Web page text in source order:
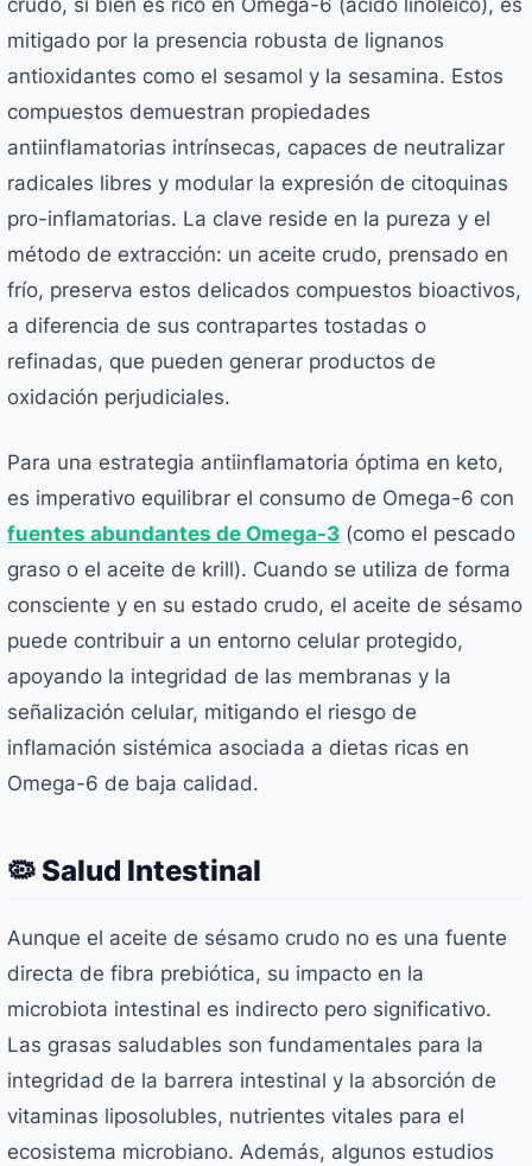
mitigado por la presencia robusta de lignanos
antioxidantes como el sesamol y la sesamina. Estos
compuestos demuestran propiedades
antiinflamatorias intrínsecas, capaces de neutralizar
radicales libres y modular la expresión de citoquinas
pro-inflamatorias. La clave reside en la pureza y el
método de extracción: un aceite crudo, prensado en
frío, preserva estos delicados compuestos bioactivos,
a diferencia de sus contrapartes tostadas o
refinadas, que pueden generar productos de
oxidación perjudiciales.
Para una estrategia antiinflamatoria óptima en keto,
es imperativo equilibrar el consumo de Omega-6 con
fuentes abundantes de Omega-3 (como el pescado
graso o el aceite de krill). Cuando se utiliza de forma
consciente y en su estado crudo, el aceite de sésamo
puede contribuir a un entorno celular protegido,
apoyando la integridad de las membranas y la
señalización celular, mitigando el riesgo de
inflamación sistémica asociada a dietas ricas en
Omega-6 de baja calidad.
🦠 Salud Intestinal
Aunque el aceite de sésamo crudo no es una fuente
directa de fibra prebiótica, su impacto en la
microbiota intestinal es indirecto pero significativo.
Las grasas saludables son fundamentales para la
integridad de la barrera intestinal y la absorción de
vitaminas liposolubles, nutrientes vitales para el
ecosistema microbiano. Además, algunos estudios